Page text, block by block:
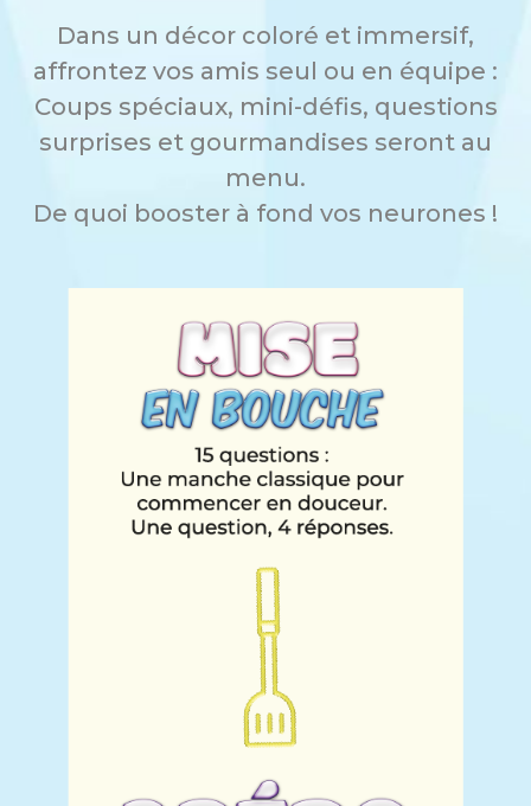
Dans un décor coloré et immersif,
affrontez vos amis seul ou en équipe :
Coups spéciaux, mini-défis, questions
surprises et gourmandises seront au
menu.
De quoi booster à fond vos neurones !